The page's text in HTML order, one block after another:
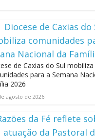
de Caxias do Sul mobiliza
para a Semana
2026
agosto de 2026